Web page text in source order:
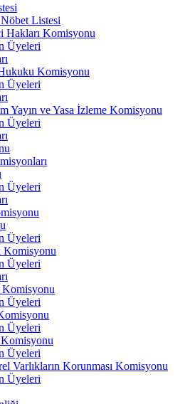
Listesi
Hakları Komisyonu
Üyeleri
Komisyonu
Üyeleri
Yayın ve Yasa İzleme Komisyonu
Üyeleri
Üyeleri
Üyeleri
Komisyonu
Üyeleri
Üyeleri
Üyeleri
Üyeleri
Varlıkların Korunması Komisyonu
Üyeleri